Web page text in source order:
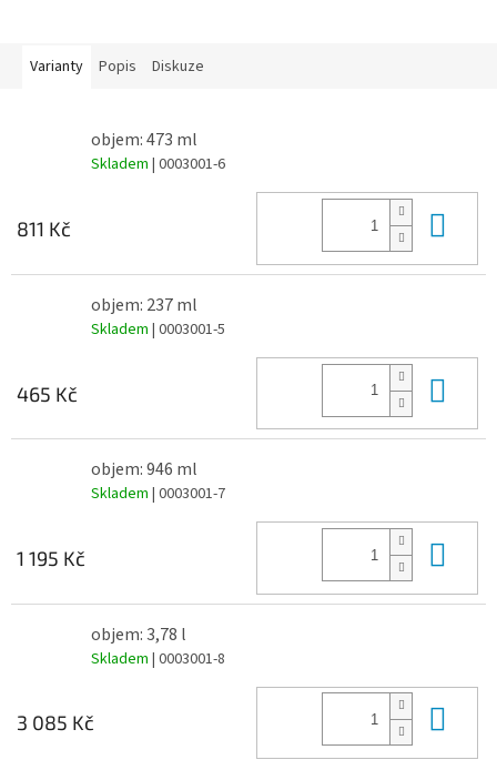
Varianty Popis Diskuze
objem: 473 ml
Skladem | 0003001-6
811 Kč
objem: 237 ml
Skladem | 0003001-5
465 Kč
objem: 946 ml
Skladem | 0003001-7
1 195 Kč
objem: 3,78 l
Skladem | 0003001-8
3 085 Kč